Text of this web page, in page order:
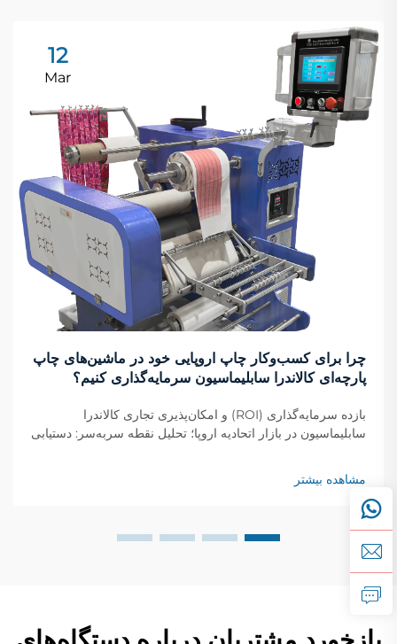
12
Mar
چرا برای کسب‌وکار چاپ اروپایی خود در ماشین‌های چاپ
پارچه‌ای کالاندرا سابلیماسیون سرمایه‌گذاری کنیم؟
بازده سرمایه‌گذاری (ROI) و امکان‌پذیری تجاری کالاندرا
سابلیماسیون در بازار اتحادیه اروپا؛ تحلیل نقطه سربه‌سر: دستیابی
چاپگرهای پارچه‌ای در سراسر اروپا معمولاً سرمایه‌گذاری خود را
در کالاندرا سابلیماسیون...
مشاهده بیشتر